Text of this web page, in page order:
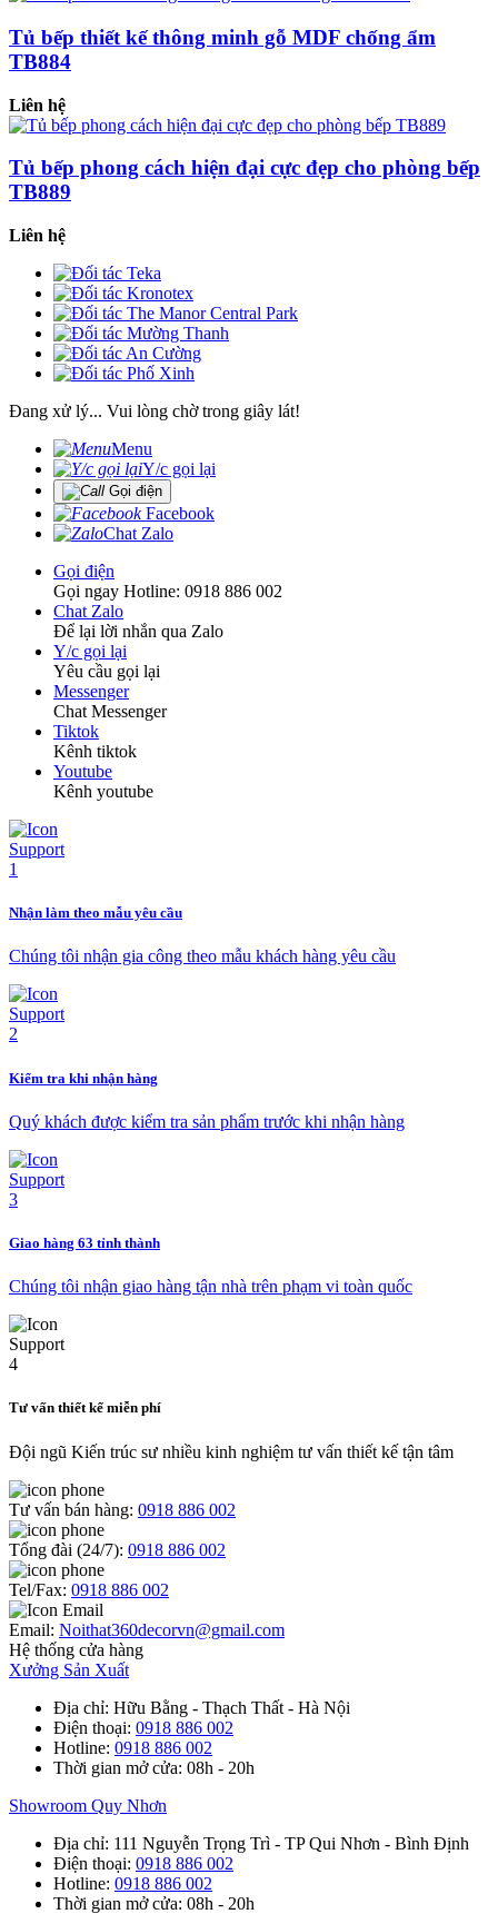
Tủ bếp thiết kế thông minh gỗ MDF chống ẩm
TB884
Liên hệ
Tủ bếp phong cách hiện đại cực đẹp cho phòng bếp
TB889
Liên hệ
Đang xử lý... Vui lòng chờ trong giây lát!
Menu
Y/c gọi lại
Gọi điện
Facebook
Chat Zalo
Gọi điện
Gọi ngay Hotline: 0918 886 002
Chat Zalo
Để lại lời nhắn qua Zalo
Y/c gọi lại
Yêu cầu gọi lại
Messenger
Chat Messenger
Tiktok
Kênh tiktok
Youtube
Kênh youtube
Nhận làm theo mẫu yêu cầu
Chúng tôi nhận gia công theo mẫu khách hàng yêu cầu
Kiểm tra khi nhận hàng
Quý khách được kiểm tra sản phẩm trước khi nhận hàng
Giao hàng 63 tỉnh thành
Chúng tôi nhận giao hàng tận nhà trên phạm vi toàn quốc
Tư vấn thiết kế miễn phí
Đội ngũ Kiến trúc sư nhiều kinh nghiệm tư vấn thiết kế tận tâm
Tư vấn bán hàng: 0918 886 002
Tổng đài (24/7): 0918 886 002
Tel/Fax: 0918 886 002
Email: Noithat360decorvn@gmail.com
Hệ thống cửa hàng
Xưởng Sản Xuất
Địa chỉ: Hữu Bằng - Thạch Thất - Hà Nội
Điện thoại: 0918 886 002
Hotline: 0918 886 002
Thời gian mở cửa: 08h - 20h
Showroom Quy Nhơn
Địa chỉ: 111 Nguyễn Trọng Trì - TP Qui Nhơn - Bình Định
Điện thoại: 0918 886 002
Hotline: 0918 886 002
Thời gian mở cửa: 08h - 20h